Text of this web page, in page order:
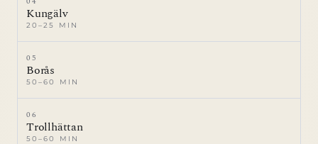
Kungälv
20–25 MIN
05
Borås
50–60 MIN
06
Trollhättan
50–60 MIN